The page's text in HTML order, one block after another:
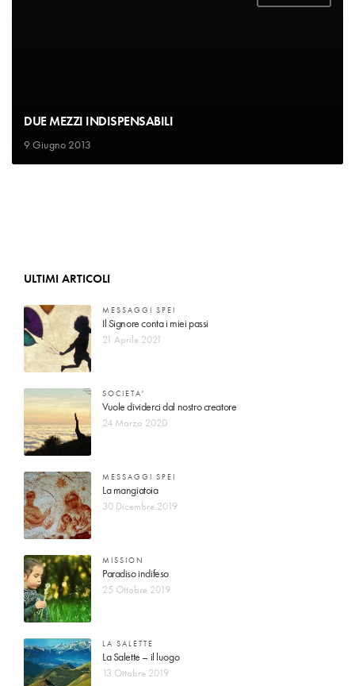
DUE MEZZI INDISPENSABILI
9 Giugno 2013
ULTIMI ARTICOLI
MESSAGGI SPEI
Il Signore conta i miei passi
21 Aprile 2021
SOCIETA'
Vuole dividerci dal nostro creatore
24 Marzo 2020
MESSAGGI SPEI
La mangiatoia
30 Dicembre 2019
MISSION
Paradiso indifeso
25 Ottobre 2019
LA SALETTE
La Salette – il luogo
13 Ottobre 2019